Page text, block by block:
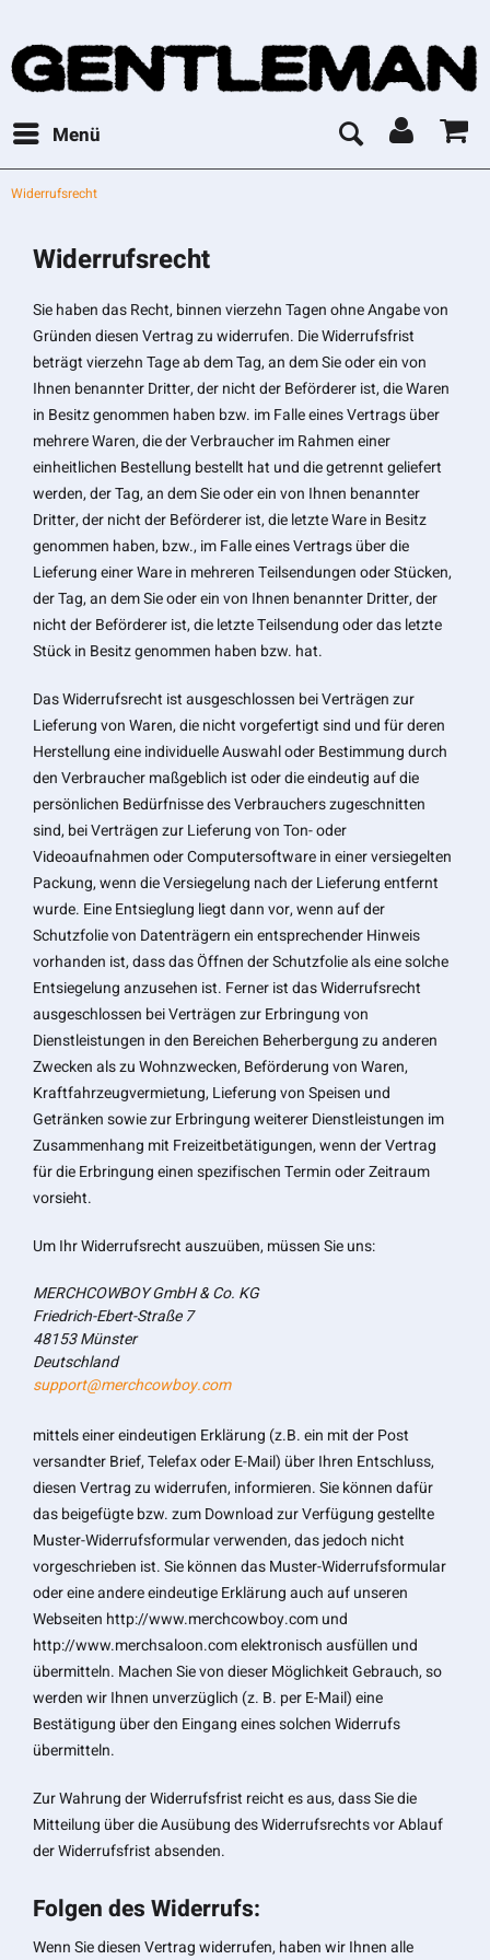
Menü
Widerrufsrecht
Widerrufsrecht
Sie haben das Recht, binnen vierzehn Tagen ohne Angabe von
Gründen diesen Vertrag zu widerrufen. Die Widerrufsfrist
beträgt vierzehn Tage ab dem Tag, an dem Sie oder ein von
Ihnen benannter Dritter, der nicht der Beförderer ist, die Waren
in Besitz genommen haben bzw. im Falle eines Vertrags über
mehrere Waren, die der Verbraucher im Rahmen einer
einheitlichen Bestellung bestellt hat und die getrennt geliefert
werden, der Tag, an dem Sie oder ein von Ihnen benannter
Dritter, der nicht der Beförderer ist, die letzte Ware in Besitz
genommen haben, bzw., im Falle eines Vertrags über die
Lieferung einer Ware in mehreren Teilsendungen oder Stücken,
der Tag, an dem Sie oder ein von Ihnen benannter Dritter, der
nicht der Beförderer ist, die letzte Teilsendung oder das letzte
Stück in Besitz genommen haben bzw. hat.
Das Widerrufsrecht ist ausgeschlossen bei Verträgen zur
Lieferung von Waren, die nicht vorgefertigt sind und für deren
Herstellung eine individuelle Auswahl oder Bestimmung durch
den Verbraucher maßgeblich ist oder die eindeutig auf die
persönlichen Bedürfnisse des Verbrauchers zugeschnitten
sind, bei Verträgen zur Lieferung von Ton- oder
Videoaufnahmen oder Computersoftware in einer versiegelten
Packung, wenn die Versiegelung nach der Lieferung entfernt
wurde. Eine Entsieglung liegt dann vor, wenn auf der
Schutzfolie von Datenträgern ein entsprechender Hinweis
vorhanden ist, dass das Öffnen der Schutzfolie als eine solche
Entsiegelung anzusehen ist. Ferner ist das Widerrufsrecht
ausgeschlossen bei Verträgen zur Erbringung von
Dienstleistungen in den Bereichen Beherbergung zu anderen
Zwecken als zu Wohnzwecken, Beförderung von Waren,
Kraftfahrzeugvermietung, Lieferung von Speisen und
Getränken sowie zur Erbringung weiterer Dienstleistungen im
Zusammenhang mit Freizeitbetätigungen, wenn der Vertrag
für die Erbringung einen spezifischen Termin oder Zeitraum
vorsieht.
Um Ihr Widerrufsrecht auszuüben, müssen Sie uns:
MERCHCOWBOY GmbH & Co. KG
Friedrich-Ebert-Straße 7
48153 Münster
Deutschland
support@merchcowboy.com
mittels einer eindeutigen Erklärung (z.B. ein mit der Post
versandter Brief, Telefax oder E-Mail) über Ihren Entschluss,
diesen Vertrag zu widerrufen, informieren. Sie können dafür
das beigefügte bzw. zum Download zur Verfügung gestellte
Muster-Widerrufsformular verwenden, das jedoch nicht
vorgeschrieben ist. Sie können das Muster-Widerrufsformular
oder eine andere eindeutige Erklärung auch auf unseren
Webseiten http://www.merchcowboy.com und
http://www.merchsaloon.com elektronisch ausfüllen und
übermitteln. Machen Sie von dieser Möglichkeit Gebrauch, so
werden wir Ihnen unverzüglich (z. B. per E-Mail) eine
Bestätigung über den Eingang eines solchen Widerrufs
übermitteln.
Zur Wahrung der Widerrufsfrist reicht es aus, dass Sie die
Mitteilung über die Ausübung des Widerrufsrechts vor Ablauf
der Widerrufsfrist absenden.
Folgen des Widerrufs:
Wenn Sie diesen Vertrag widerrufen, haben wir Ihnen alle